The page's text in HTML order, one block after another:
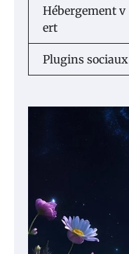
Hébergement v
ert
Plugins sociaux